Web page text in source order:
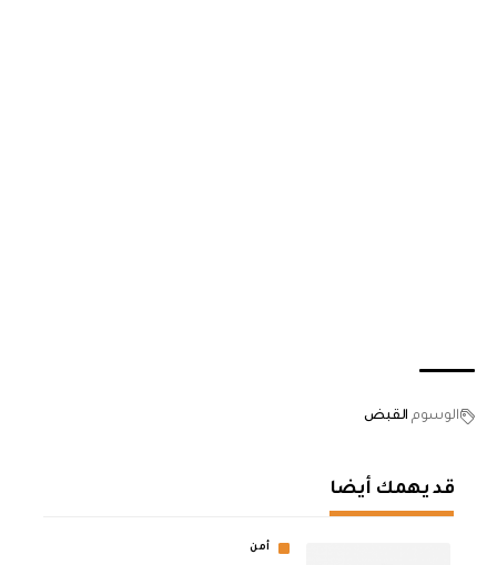
الوسوم القبض
قد يهمك أيضا
أمن